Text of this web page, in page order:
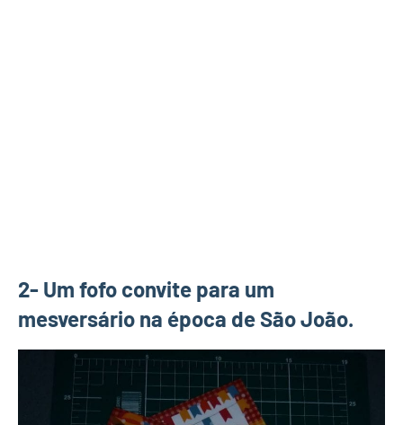
2- Um fofo convite para um
mesversário na época de São João.